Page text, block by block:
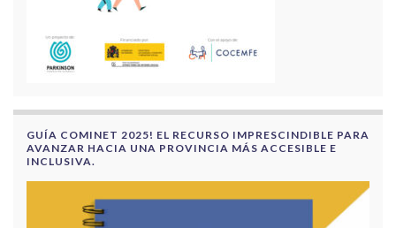
GUÍA COMINET 2025! EL RECURSO IMPRESCINDIBLE PARA
AVANZAR HACIA UNA PROVINCIA MÁS ACCESIBLE E
INCLUSIVA.